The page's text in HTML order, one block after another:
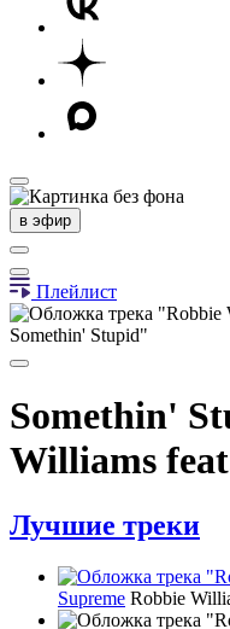
в эфир
Плейлист
Somethin'
Williams
Лучшие треки
Supreme Robbie